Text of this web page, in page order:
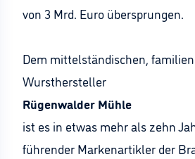
von 3 Mrd. Euro übersprungen.
Dem mittelständischen,
Wursthersteller
Rügenwalder Mühle
ist es in etwas mehr als zehn
führender Markenartikler der